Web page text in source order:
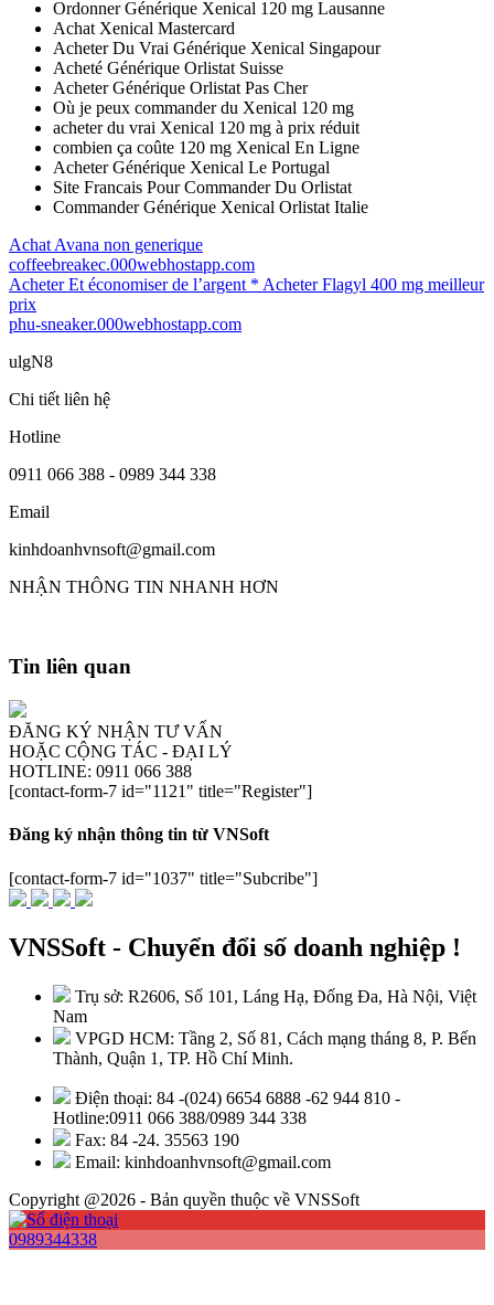
Ordonner Générique Xenical 120 mg Lausanne
Achat Xenical Mastercard
Acheter Du Vrai Générique Xenical Singapour
Acheté Générique Orlistat Suisse
Acheter Générique Orlistat Pas Cher
Où je peux commander du Xenical 120 mg
acheter du vrai Xenical 120 mg à prix réduit
combien ça coûte 120 mg Xenical En Ligne
Acheter Générique Xenical Le Portugal
Site Francais Pour Commander Du Orlistat
Commander Générique Xenical Orlistat Italie
Achat Avana non generique
coffeebreakec.000webhostapp.com
Acheter Et économiser de l’argent * Acheter Flagyl 400 mg meilleur
prix
phu-sneaker.000webhostapp.com
ulgN8
Chi tiết liên hệ
Hotline
0911 066 388 - 0989 344 338
Email
kinhdoanhvnsoft@gmail.com
NHẬN THÔNG TIN NHANH HƠN
Tin liên quan
ĐĂNG KÝ NHẬN TƯ VẤN
HOẶC CỘNG TÁC - ĐẠI LÝ
HOTLINE: 0911 066 388
[contact-form-7 id="1121" title="Register"]
Đăng ký nhận thông tin từ VNSoft
[contact-form-7 id="1037" title="Subcribe"]
VNSSoft - Chuyển đổi số doanh nghiệp !
Trụ sở: R2606, Số 101, Láng Hạ, Đống Đa, Hà Nội, Việt
Nam
VPGD HCM: Tầng 2, Số 81, Cách mạng tháng 8, P. Bến
Thành, Quận 1, TP. Hồ Chí Minh.
Điện thoại: 84 -(024) 6654 6888 -62 944 810 -
Hotline:0911 066 388/0989 344 338
Fax: 84 -24. 35563 190
Email: kinhdoanhvnsoft@gmail.com
Copyright @2026 - Bản quyền thuộc về VNSSoft
0989344338